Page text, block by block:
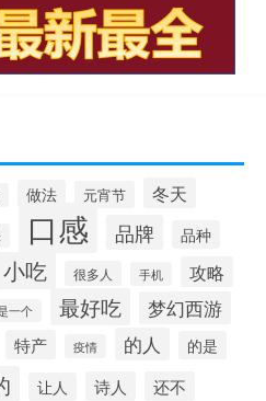
做法 元宵节 冬天
口感 品牌
品种
小吃 很多人 手机 攻略
一个 最好吃 梦幻西游
特产 疫情 的人 的是
让人 诗人 还不